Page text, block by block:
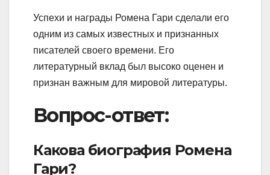
Успехи и награды Ромена Гари сделали его
одним из самых известных и признанных
писателей своего времени. Его
литературный вклад был высоко оценен и
признан важным для мировой литературы.
Вопрос-ответ:
Какова биография Ромена
Гари?